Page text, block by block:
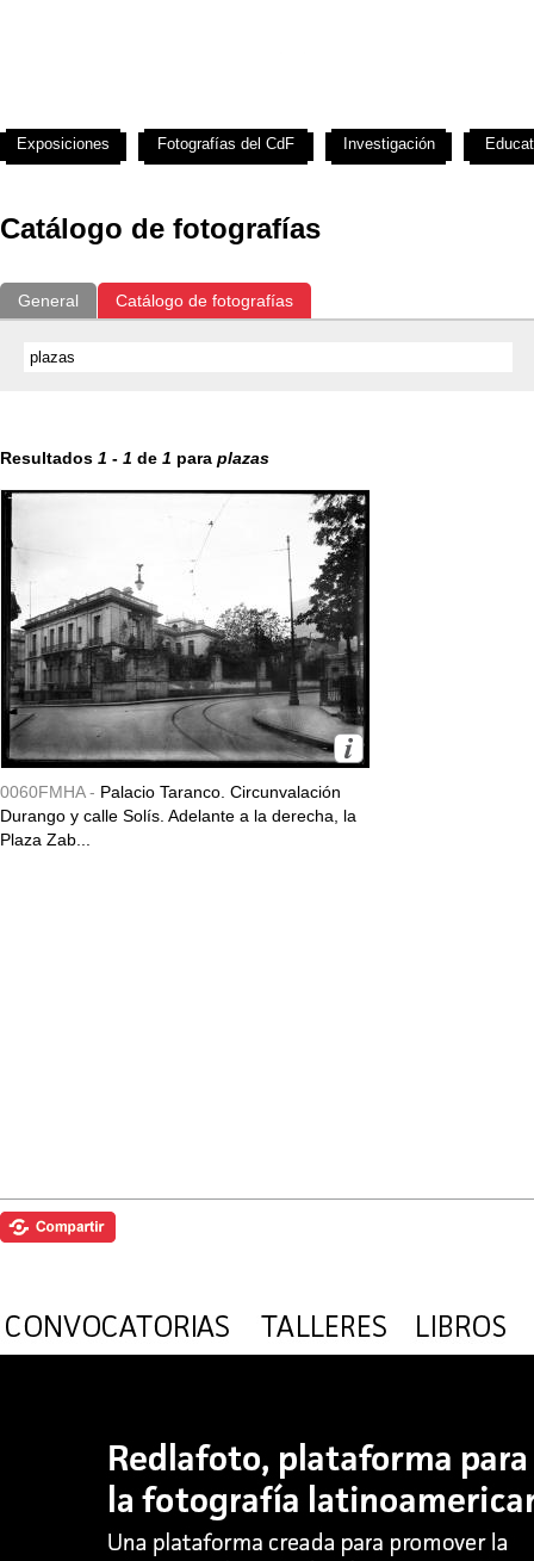
Catálogo de fotografías
General Catálogo de fotografías
Resultados 1 - 1 de 1 para plazas
0060FMHA - Palacio Taranco. Circunvalación
Durango y calle Solís. Adelante a la derecha, la
Plaza Zab...
Exposiciones Fotografías del CdF Investigación